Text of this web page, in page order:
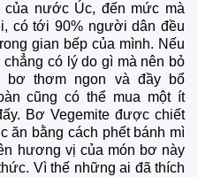
nước Úc, đến mức mà
có tới 90% người dân đều
gian bếp của mình. Nếu
có lý do gì mà nên bỏ
bơ thơm ngon và đầy bổ
cũng có thể mua một ít
Bơ Vegemite được chiết
ăn bằng cách phết bánh mì
hương vị của món bơ này
Vì thế những ai đã thích